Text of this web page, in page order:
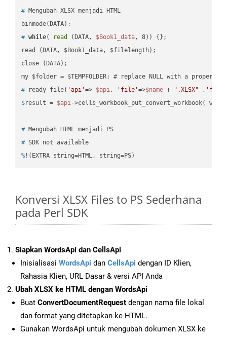
# Mengubah XLSX menjadi HTML
# while( read (DATA, $Book1_data, 8)) {};
read (DATA, $Book1_data, $filelength);
close (DATA);
# ready_file( 'api'=> $api, 'file'=>$name + ".XLSX" ,
$result = $api->cells_workbook_put_convert_workbook(
# Mengubah HTML menjadi PS
# SDK not available
% !(EXTRA string=HTML, string=PS)
Konversi XLSX Files to PS Sederhana
pada Perl SDK
Siapkan WordsApi dan CellsApi
Inisialisasi WordsApi dan CellsApi dengan ID Klien,
Rahasia Klien, URL Dasar & versi API Anda
Ubah XLSX ke HTML dengan WordsApi
Buat ConvertDocumentRequest dengan nama file lokal
dan format yang ditetapkan ke HTML.
Gunakan WordsApi untuk mengubah dokumen XLSX ke